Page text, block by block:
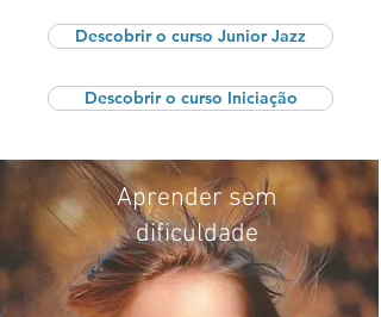
Descobrir o curso Junior Jazz
Descobrir o curso Iniciação
Aprender sem
dificuldade